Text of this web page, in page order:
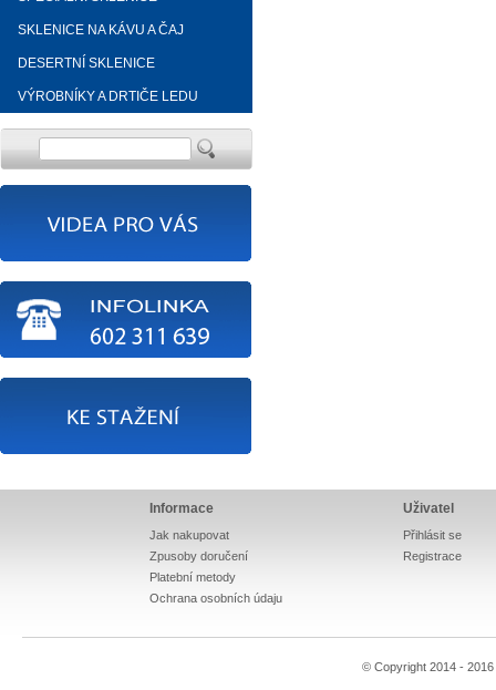
SKLENICE NA KÁVU A ČAJ
DESERTNÍ SKLENICE
VÝROBNÍKY A DRTIČE LEDU
Informace
Jak nakupovat
Zpusoby doručení
Platební metody
Ochrana osobních údaju
Uživatel
Přihlásit se
Registrace
© Copyright 2014 - 2016